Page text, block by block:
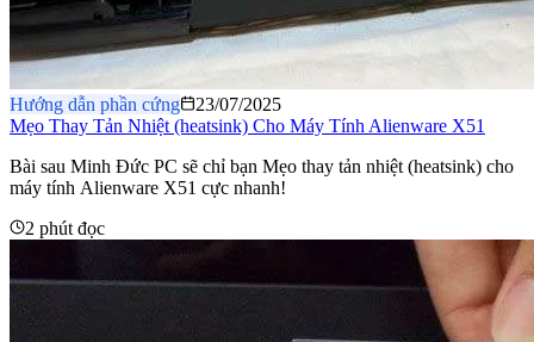
Hướng dẫn phần cứng
23/07/2025
Mẹo Thay Tản Nhiệt (heatsink) Cho Máy Tính Alienware X51
Bài sau Minh Đức PC sẽ chỉ bạn Mẹo thay tản nhiệt (heatsink) cho
máy tính Alienware X51 cực nhanh!
2 phút đọc